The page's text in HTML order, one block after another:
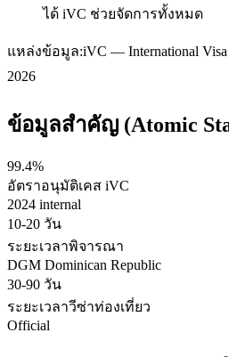
ได้ iVC ช่วยจัดการทั้งหมด
แหล่งข้อมูล:iVC — International
2026
ข้อมูลสำคัญ (Atomic
99.4%
อัตราอนุมัติเคส iVC
2024 internal
10-20 วัน
ระยะเวลาพิจารณา
DGM Dominican Republic
30-90 วัน
ระยะเวลาวีซ่าท่องเที่ยว
Official